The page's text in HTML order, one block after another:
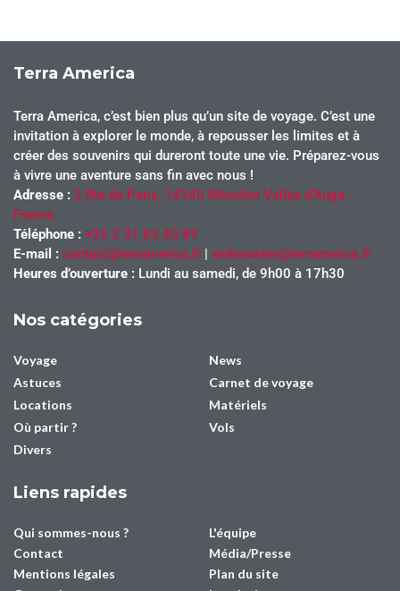
Terra America
Terra America, c’est bien plus qu’un site de voyage. C’est une
invitation à explorer le monde, à repousser les limites et à
créer des souvenirs qui dureront toute une vie. Préparez-vous
à vivre une aventure sans fin avec nous !
Adresse : 2 Rte de Paris, 14340 Mézidon Vallée d’Auge,
France
Téléphone : +33 2 31 63 40 89
E-mail : contact@terramerica.fr | webmaster@terramerica.fr
Heures d’ouverture : Lundi au samedi, de 9h00 à 17h30
Nos catégories
Voyage
News
Astuces
Carnet de voyage
Locations
Matériels
Où partir ?
Vols
Divers
Liens rapides
Qui sommes-nous ?
L'équipe
Contact
Média/Presse
Mentions légales
Plan du site